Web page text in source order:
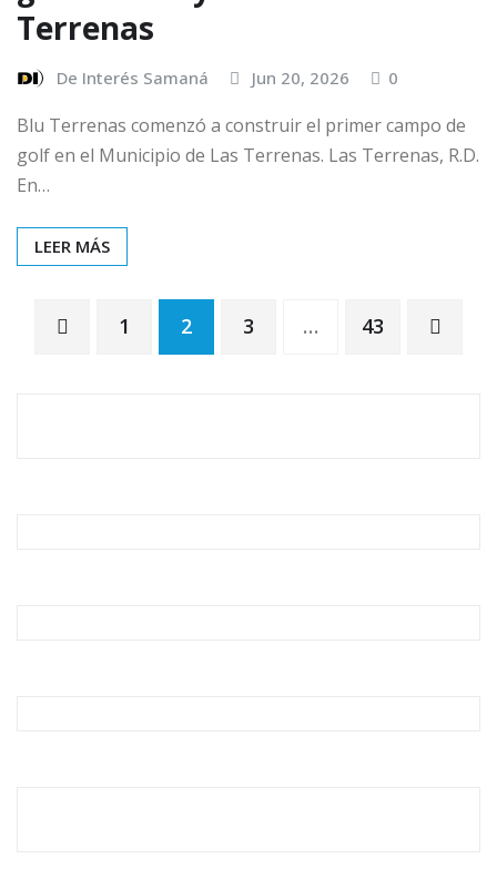
Terrenas
De Interés Samaná Jun 20, 2026 0
Blu Terrenas comenzó a construir el primer campo de
golf en el Municipio de Las Terrenas. Las Terrenas, R.D.
En…
LEER MÁS
1 2 3 … 43